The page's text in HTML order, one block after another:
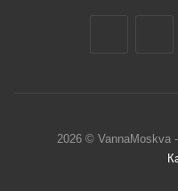
2026 © VannaMoskva